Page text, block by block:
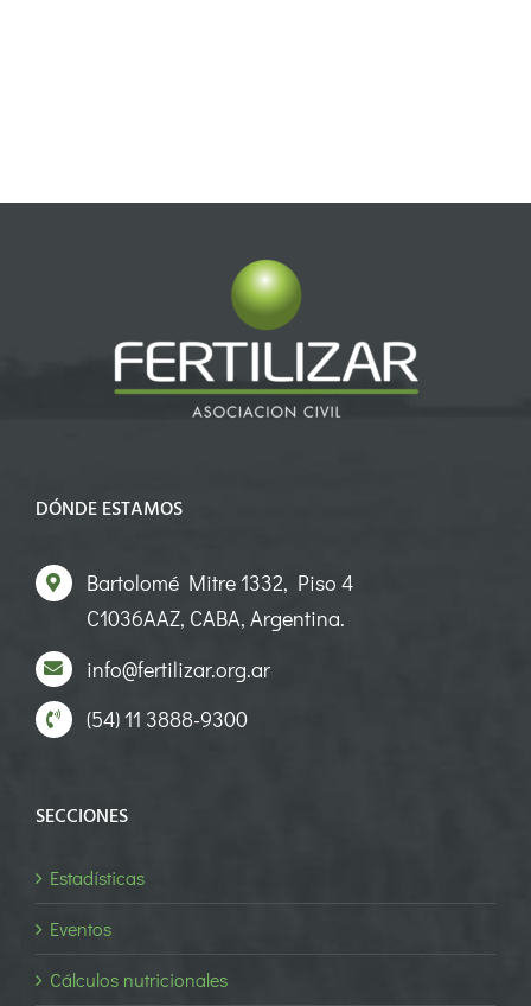
DÓNDE ESTAMOS
Bartolomé Mitre 1332, Piso 4
C1036AAZ, CABA, Argentina.
info@fertilizar.org.ar
(54) 11 3888-9300
SECCIONES
Estadísticas
Eventos
Cálculos nutricionales